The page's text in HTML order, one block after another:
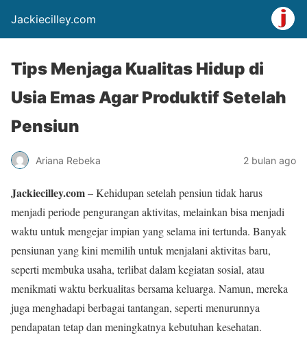
Jackiecilley.com
Tips Menjaga Kualitas Hidup di
Usia Emas Agar Produktif Setelah
Pensiun
Ariana Rebeka 2 bulan ago
Jackiecilley.com– Kehidupan setelah pensiun tidak harus
menjadi periode pengurangan aktivitas, melainkan bisa menjadi
waktu untuk mengejar impian yang selama ini tertunda. Banyak
pensiunan yang kini memilih untuk menjalani aktivitas baru,
seperti membuka usaha, terlibat dalam kegiatan sosial, atau
menikmati waktu berkualitas bersama keluarga. Namun, mereka
juga menghadapi berbagai tantangan, seperti menurunnya
pendapatan tetap dan meningkatnya kebutuhan kesehatan.